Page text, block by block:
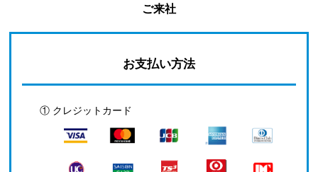
ご来社
お支払い方法
① クレジットカード